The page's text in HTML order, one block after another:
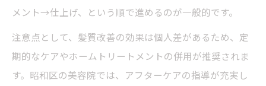
メント→仕上げ、という順で進めるのが一般的です。
注意点として、髪質改善の効果は個人差があるため、定
期的なケアやホームトリートメントの併用が推奨されま
す。昭和区の美容院では、アフターケアの指導が充実し